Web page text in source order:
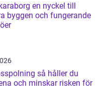
en nyckel till
byggen och fungerande
så håller du
och minskar risken för